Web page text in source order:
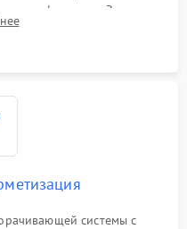
трансфокаторе. Замена
или восстановление
системы с